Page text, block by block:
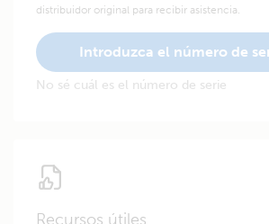
distribuidor original para recibir asistencia.
Introduzca el número de
No sé cuál es el número de serie
Recursos útiles